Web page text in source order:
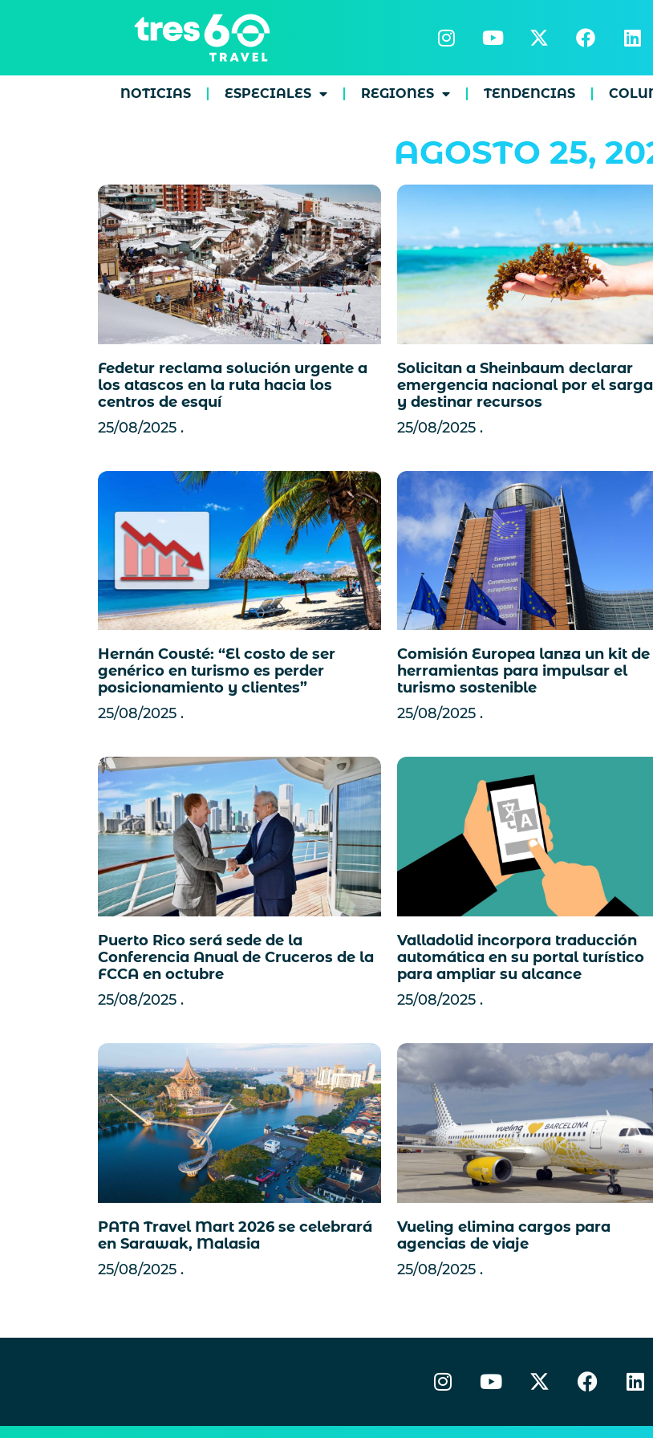
NOTICIAS ESPECIALES REGIONES TENDENCIAS
AGOSTO 25,
Fedetur reclama solución urgente a
los atascos en la ruta hacia los
centros de esquí
25/08/2025
Solicitan a Sheinbaum declarar
emergencia nacional por el
y destinar recursos
25/08/2025
Hernán Cousté: “El costo de ser
genérico en turismo es perder
posicionamiento y clientes”
25/08/2025
Comisión Europea lanza un kit de
herramientas para impulsar el
turismo sostenible
25/08/2025
Puerto Rico será sede de la
Conferencia Anual de Cruceros de la
FCCA en octubre
25/08/2025
Valladolid incorpora traducción
automática en su portal turístico
para ampliar su alcance
25/08/2025
PATA Travel Mart 2026 se celebrará
en Sarawak, Malasia
25/08/2025
Vueling elimina cargos para
agencias de viaje
25/08/2025